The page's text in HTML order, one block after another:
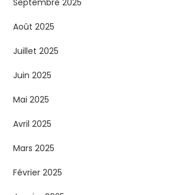
Septembre 2025
Août 2025
Juillet 2025
Juin 2025
Mai 2025
Avril 2025
Mars 2025
Février 2025